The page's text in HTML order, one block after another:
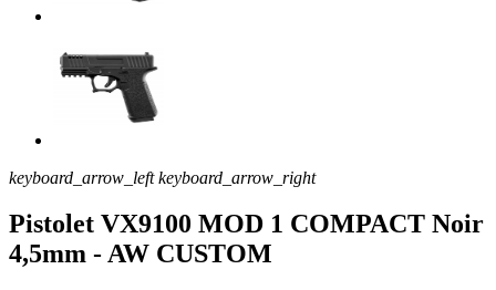
keyboard_arrow_left keyboard_arrow_right
Pistolet VX9100 MOD 1 COMPACT Noir
4,5mm - AW CUSTOM